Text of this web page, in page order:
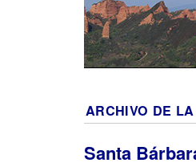
ARCHIVO DE
Santa